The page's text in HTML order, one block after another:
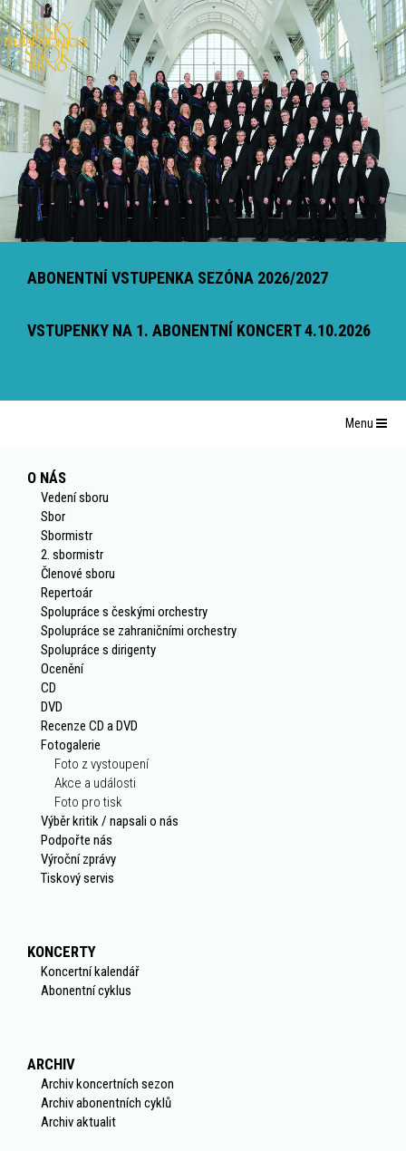
ABONENTNÍ VSTUPENKA SEZÓNA 2026/2027
VSTUPENKY NA 1. ABONENTNÍ KONCERT 4.10.2026
Menu
O NÁS
Vedení sboru
Sbor
Sbormistr
2. sbormistr
Členové sboru
Repertoár
Spolupráce s českými orchestry
Spolupráce se zahraničními orchestry
Spolupráce s dirigenty
Ocenění
CD
DVD
Recenze CD a DVD
Fotogalerie
Foto z vystoupení
Akce a události
Foto pro tisk
Výběr kritik / napsali o nás
Podpořte nás
Výroční zprávy
Tiskový servis
KONCERTY
Koncertní kalendář
Abonentní cyklus
ARCHIV
Archiv koncertních sezon
Archiv abonentních cyklů
Archiv aktualit